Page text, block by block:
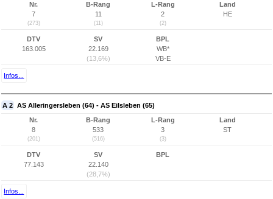
Nr.
7
(273)
B-Rang
11
(11)
L-Rang
2
(2)
Land
HE
DTV
163.005
SV
22.169
(13,6%)
BPL
WB*
VB-E
Infos...
A 2 AS Alleringersleben (64) - AS Eilsleben (65)
Nr.
8
(201)
B-Rang
533
(516)
L-Rang
3
(3)
Land
ST
DTV
77.143
SV
22.140
(28,7%)
BPL
Infos...